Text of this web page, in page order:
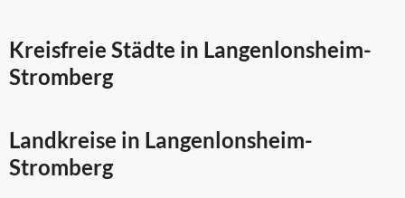
Kreisfreie Städte in Langenlonsheim-
Stromberg
Landkreise in Langenlonsheim-
Stromberg